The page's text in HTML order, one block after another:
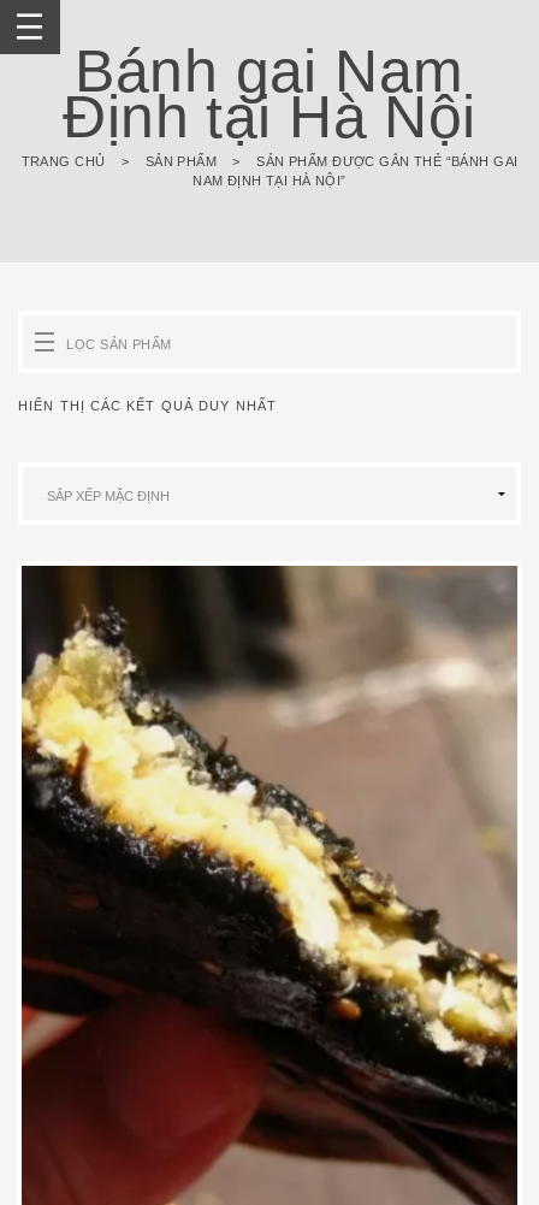
Skip
Bánh gai Nam
Định tại Hà Nội
TRANG CHỦ > SẢN PHẨM >
SẢN PHẨM ĐƯỢC GẮN THẺ “BÁNH GAI
NAM ĐỊNH TẠI HÀ NỘI”
LỌC SẢN PHẨM
HIỂN THỊ CÁC KẾT QUẢ DUY NHẤT